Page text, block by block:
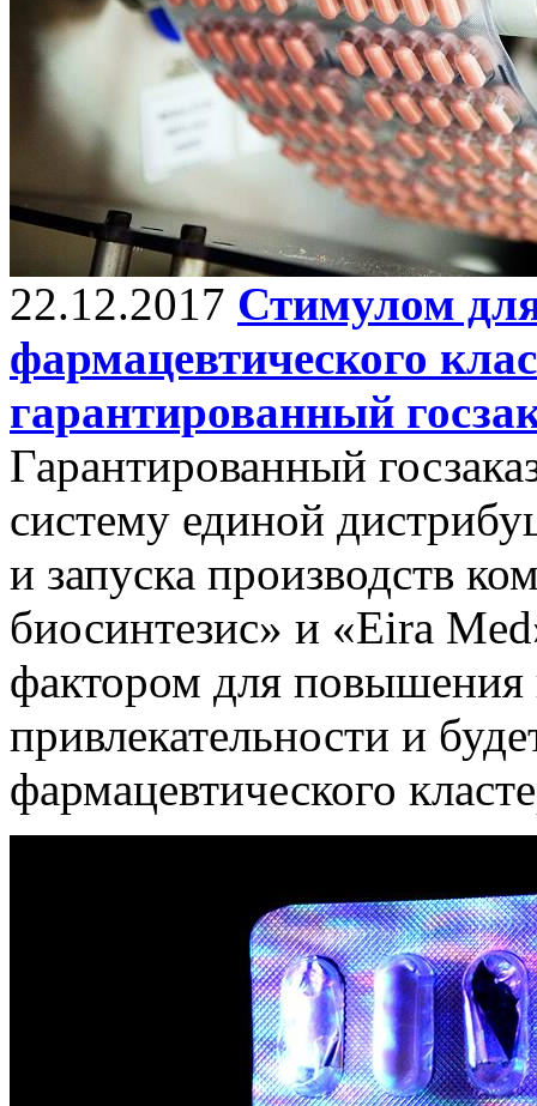
22.12.2017 Стимулом
фармацевтического
гарантированный
Гарантированный
систему единой
и запуска производств
биосинтезис» и «Eira
фактором для
привлекательности и
фармацевтического